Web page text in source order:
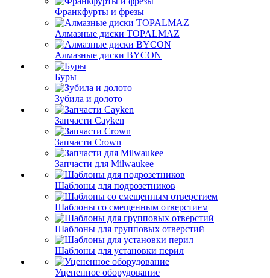
Франкфурты и фрезы
Алмазные диски TOPALMAZ
Алмазные диски BYCON
Буры
Зубила и долото
Запчасти Cayken
Запчасти Crown
Запчасти для Milwaukee
Шаблоны для подрозетников
Шаблоны со смещенным отверстием
Шаблоны для групповых отверстий
Шаблоны для установки перил
Уцененное оборудование